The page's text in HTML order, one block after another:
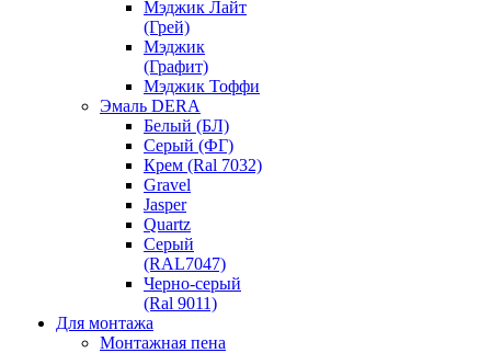
Мэджик Лайт
(Грей)
Мэджик
(Графит)
Мэджик Тоффи
Эмаль DERA
Белый (БЛ)
Серый (ФГ)
Крем (Ral 7032)
Gravel
Jasper
Quartz
Серый
(RAL7047)
Черно-серый
(Ral 9011)
Для монтажа
Монтажная пена